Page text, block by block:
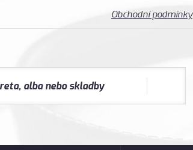
Obchodní podmínky